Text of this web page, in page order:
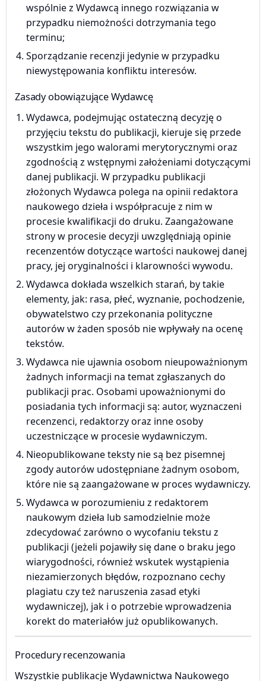
wspólnie z Wydawcą innego rozwiązania w
przypadku niemożności dotrzymania tego
terminu;
Sporządzanie recenzji jedynie w przypadku
niewystępowania konfliktu interesów.
Zasady obowiązujące Wydawcę
Wydawca, podejmując ostateczną decyzję o
przyjęciu tekstu do publikacji, kieruje się przede
wszystkim jego walorami merytorycznymi oraz
zgodnością z wstępnymi założeniami dotyczącymi
danej publikacji. W przypadku publikacji
złożonych Wydawca polega na opinii redaktora
naukowego dzieła i współpracuje z nim w
procesie kwalifikacji do druku. Zaangażowane
strony w procesie decyzji uwzględniają opinie
recenzentów dotyczące wartości naukowej danej
pracy, jej oryginalności i klarowności wywodu.
Wydawca dokłada wszelkich starań, by takie
elementy, jak: rasa, płeć, wyznanie, pochodzenie,
obywatelstwo czy przekonania polityczne
autorów w żaden sposób nie wpływały na ocenę
tekstów.
Wydawca nie ujawnia osobom nieupoważnionym
żadnych informacji na temat zgłaszanych do
publikacji prac. Osobami upoważnionymi do
posiadania tych informacji są: autor, wyznaczeni
recenzenci, redaktorzy oraz inne osoby
uczestniczące w procesie wydawniczym.
Nieopublikowane teksty nie są bez pisemnej
zgody autorów udostępniane żadnym osobom,
które nie są zaangażowane w proces wydawniczy.
Wydawca w porozumieniu z redaktorem
naukowym dzieła lub samodzielnie może
zdecydować zarówno o wycofaniu tekstu z
publikacji (jeżeli pojawiły się dane o braku jego
wiarygodności, również wskutek wystąpienia
niezamierzonych błędów, rozpoznano cechy
plagiatu czy też naruszenia zasad etyki
wydawniczej), jak i o potrzebie wprowadzenia
korekt do materiałów już opublikowanych.
Procedury recenzowania
Wszystkie publikacje Wydawnictwa Naukowego